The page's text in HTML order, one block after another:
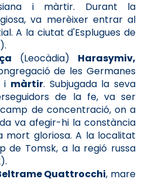
i màrtir. Durant la
va merèixer entrar al
A la ciutat d'Esplugues de
(Leocàdia) Harasymiv,
de les Germanes
i màrtir. Subjugada la seva
de la fe, va ser
de concentració, on a
va afegir-hi la constància
mort gloriosa. A la localitat
de Tomsk, a la regió russa
Quattrocchi, mare